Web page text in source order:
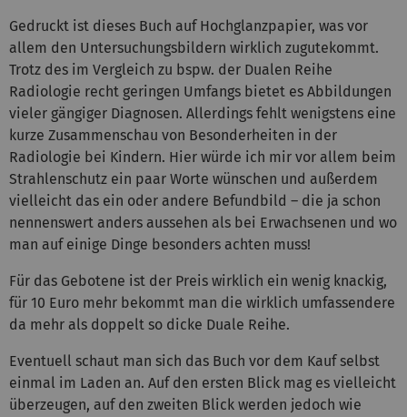
Gedruckt ist dieses Buch auf Hochglanzpapier, was vor
allem den Untersuchungsbildern wirklich zugutekommt.
Trotz des im Vergleich zu bspw. der Dualen Reihe
Radiologie recht geringen Umfangs bietet es Abbildungen
vieler gängiger Diagnosen. Allerdings fehlt wenigstens eine
kurze Zusammenschau von Besonderheiten in der
Radiologie bei Kindern. Hier würde ich mir vor allem beim
Strahlenschutz ein paar Worte wünschen und außerdem
vielleicht das ein oder andere Befundbild – die ja schon
nennenswert anders aussehen als bei Erwachsenen und wo
man auf einige Dinge besonders achten muss!
Für das Gebotene ist der Preis wirklich ein wenig knackig,
für 10 Euro mehr bekommt man die wirklich umfassendere
da mehr als doppelt so dicke Duale Reihe.
Eventuell schaut man sich das Buch vor dem Kauf selbst
einmal im Laden an. Auf den ersten Blick mag es vielleicht
überzeugen, auf den zweiten Blick werden jedoch wie